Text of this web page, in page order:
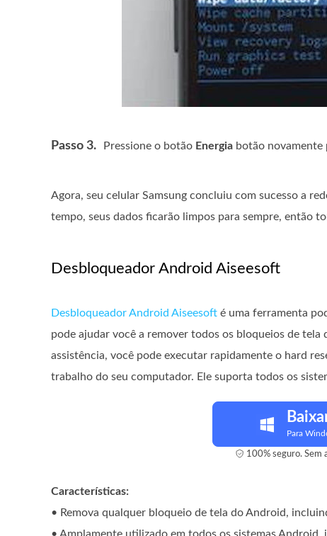
Passo 3. Pressione o botão Energia botão novamente
Agora, seu celular Samsung concluiu com sucesso a
tempo, seus dados ficarão limpos para sempre, então
Desbloqueador Android Aiseesoft
Desbloqueador Android Aiseesoft é uma ferramenta
pode ajudar você a remover todos os bloqueios de tela
assistência, você pode executar rapidamente o hard
trabalho do seu computador. Ele suporta todos os
Para
100% seguro. Sem
Características:
• Remova qualquer bloqueio de tela do Android,